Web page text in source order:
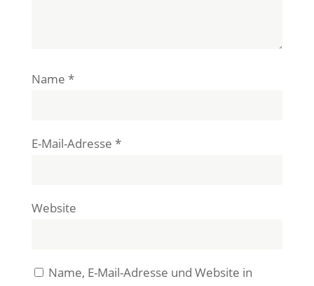
Name *
E-Mail-Adresse *
Website
Name, E-Mail-Adresse und Website in